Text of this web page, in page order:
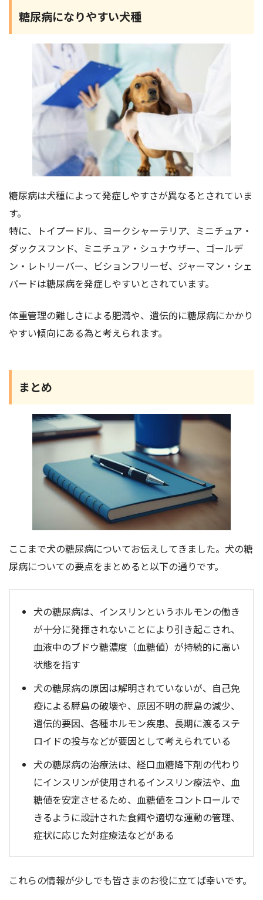
糖尿病になりやすい犬種
糖尿病は犬種によって発症しやすさが異なるとされていま
す。
特に、トイプードル、ヨークシャーテリア、ミニチュア・
ダックスフンド、ミニチュア・シュナウザー、ゴールデ
ン・レトリーバー、ビションフリーゼ、ジャーマン・シェ
パードは糖尿病を発症しやすいとされています。
体重管理の難しさによる肥満や、遺伝的に糖尿病にかかり
やすい傾向にある為と考えられます。
まとめ
ここまで犬の糖尿病についてお伝えしてきました。犬の糖
尿病についての要点をまとめると以下の通りです。
犬の糖尿病は、インスリンというホルモンの働き
が十分に発揮されないことにより引き起こされ、
血液中のブドウ糖濃度（血糖値）が持続的に高い
状態を指す
犬の糖尿病の原因は解明されていないが、自己免
疫による膵島の破壊や、原因不明の膵島の減少、
遺伝的要因、各種ホルモン疾患、長期に渡るステ
ロイドの投与などが要因として考えられている
犬の糖尿病の治療法は、経口血糖降下剤の代わり
にインスリンが使用されるインスリン療法や、血
糖値を安定させるため、血糖値をコントロールで
きるように設計された食餌や適切な運動の管理、
症状に応じた対症療法などがある
これらの情報が少しでも皆さまのお役に立てば幸いです。